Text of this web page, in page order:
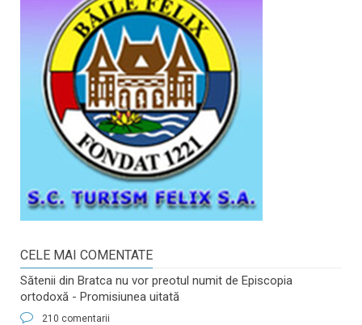
CELE MAI COMENTATE
Sătenii din Bratca nu vor preotul numit de Episcopia
ortodoxă - Promisiunea uitată
210 comentarii